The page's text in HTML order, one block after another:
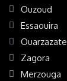
Ouzoud
Essaouira
Ouarzazate
Zagora
Merzouga